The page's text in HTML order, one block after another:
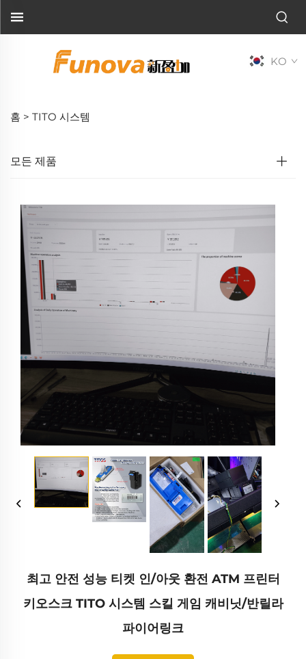
KO
홈 > TITO 시스템
모든 제품
최고 안전 성능 티켓 인/아웃 환전 ATM 프린터
키오스크 TITO 시스템 스킬 게임 캐비닛/반릴라
파이어링크